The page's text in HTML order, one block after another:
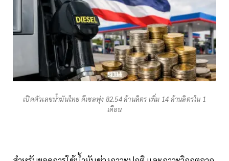
เปิดตัวเลขน้ำมันไทย ดีเซลพุ่ง 82.54 ล้านลิตร เพิ่ม 14 ล้านลิตรใน 1
เดือน